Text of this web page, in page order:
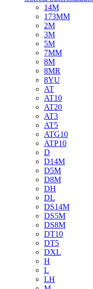
14M
173MM
2M
3M
5M
7MM
8M
8MR
8YU
AT
AT10
AT20
AT3
AT5
ATG10
ATP10
D
D14M
D5M
D8M
DH
DL
DS14M
DS5M
DS8M
DT10
DT5
DXL
H
L
LH